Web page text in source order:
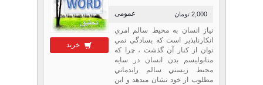
خرید
عمومی 2,000 تومان
نياز انسان به محيط سالم امري
انكارناپذير است كه بسادگي نمي
توان از كنار آن گذشت ، چرا كه
متابوليسم بدن انسان در سايه
محيط زيستي سالم راندماني
مطلوب از خود نشان ميدهد و اين